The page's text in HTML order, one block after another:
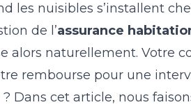
les nuisibles s’installent
de l’assurance
alors naturellement. Votre
rembourse pour une
Dans cet article, nous